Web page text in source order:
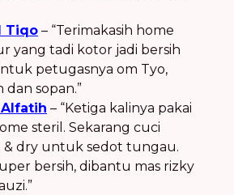
Tiqo – “Terimakasih home
yang tadi kotor jadi bersih
petugasnya om Tyo,
dan sopan.”
– “Ketiga kalinya pakai
steril. Sekarang cuci
& dry untuk sedot tungau.
bersih, dibantu mas rizky